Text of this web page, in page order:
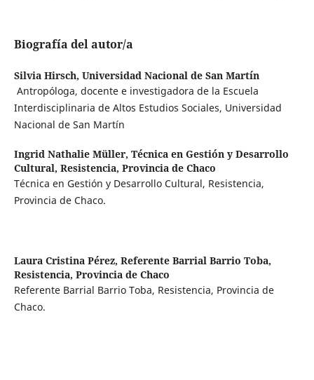
Biografía del autor/a
Silvia Hirsch, Universidad Nacional de San Martín
Antropóloga, docente e investigadora de la Escuela
Interdisciplinaria de Altos Estudios Sociales, Universidad
Nacional de San Martín
Ingrid Nathalie Müller, Técnica en Gestión y Desarrollo
Cultural, Resistencia, Provincia de Chaco
Técnica en Gestión y Desarrollo Cultural, Resistencia,
Provincia de Chaco.
Laura Cristina Pérez, Referente Barrial Barrio Toba,
Resistencia, Provincia de Chaco
Referente Barrial Barrio Toba, Resistencia, Provincia de
Chaco.